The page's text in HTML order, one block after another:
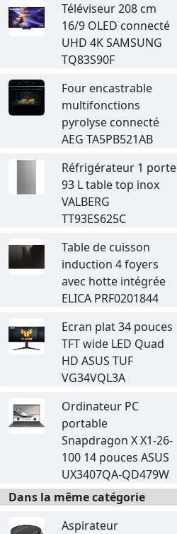
Téléviseur 208 cm
16/9 OLED connecté
UHD 4K SAMSUNG
TQ83S90F
Four encastrable
multifonctions
pyrolyse connecté
AEG TA5PB521AB
Réfrigérateur 1 porte
93 L table top inox
VALBERG
TT93ES625C
Table de cuisson
induction 4 foyers
avec hotte intégrée
ELICA PRF0201844
Ecran plat 34 pouces
TFT wide LED Quad
HD ASUS TUF
VG34VQL3A
Ordinateur PC
portable
Snapdragon X X1-26-
100 14 pouces ASUS
UX3407QA-QD479W
Dans la même catégorie
Aspirateur